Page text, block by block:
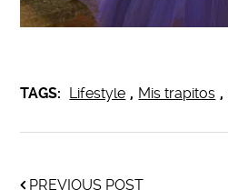
TAGS: Lifestyle , Mis trapitos ,
PREVIOUS POST